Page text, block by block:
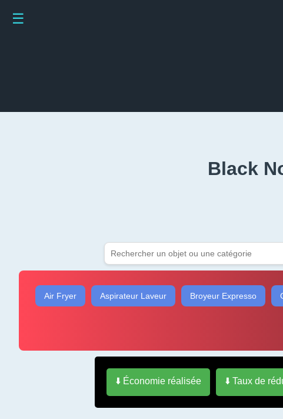
Black
☰
Air Fryer Aspirateur Laveur Broyeur Expresso
⬇️ Économie réalisée ⬇️ Taux de